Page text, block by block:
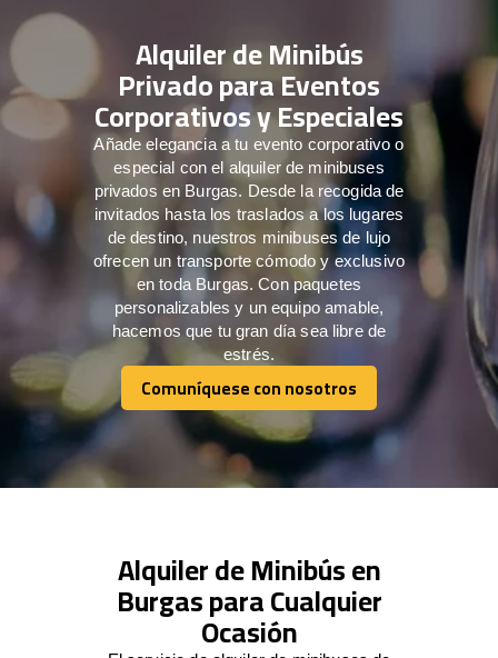
Alquiler de Minibús
Privado para Eventos
Corporativos y Especiales
Añade elegancia a tu evento corporativo o
especial con el alquiler de minibuses
privados en Burgas. Desde la recogida de
invitados hasta los traslados a los lugares
de destino, nuestros minibuses de lujo
ofrecen un transporte cómodo y exclusivo
en toda Burgas. Con paquetes
personalizables y un equipo amable,
hacemos que tu gran día sea libre de
estrés.
Comuníquese con nosotros
Comuníquese con nosotros
Alquiler de Minibús en
Burgas para Cualquier
Ocasión